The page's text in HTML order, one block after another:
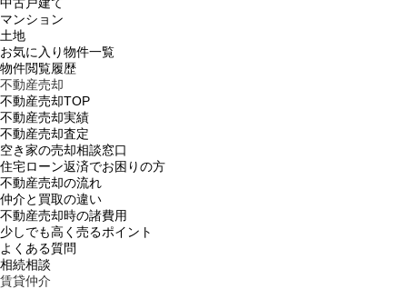
マンション
土地
お気に入り物件一覧
物件閲覧履歴
不動産売却
不動産売却TOP
不動産売却実績
不動産売却査定
空き家の売却相談窓口
住宅ローン返済でお困りの方
不動産売却の流れ
仲介と買取の違い
不動産売却時の諸費用
少しでも高く売るポイント
よくある質問
相続相談
賃貸仲介